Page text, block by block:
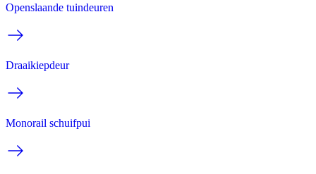
Openslaande tuindeuren
Draaikiepdeur
Monorail schuifpui